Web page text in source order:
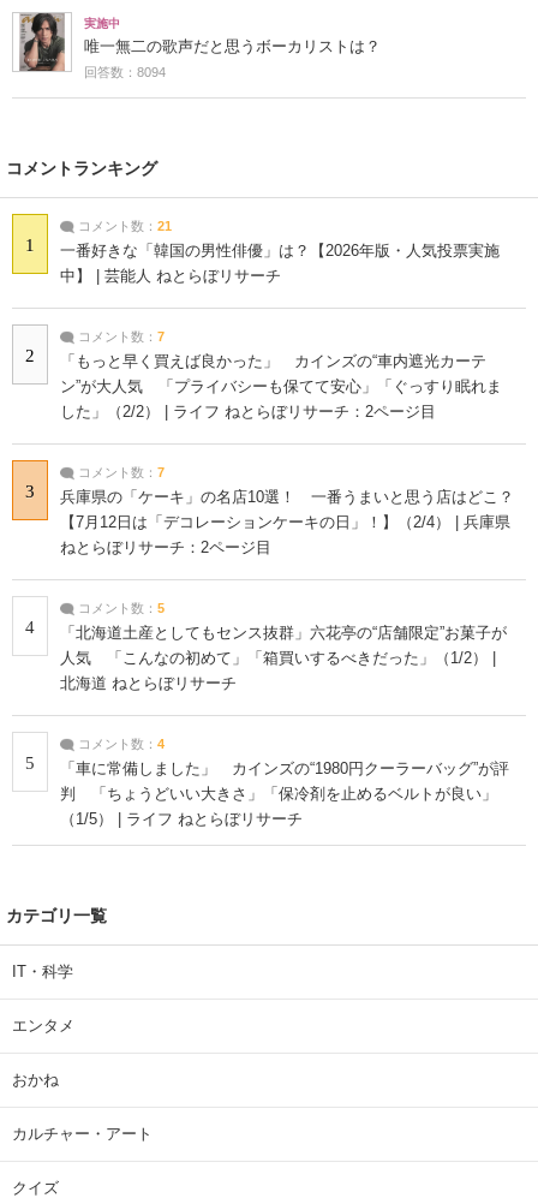
実施中
唯一無二の歌声だと思うボーカリストは？
回答数：8094
コメントランキング
1
コメント数： 21
一番好きな「韓国の男性俳優」は？【2026年版・人気投票実施
中】 | 芸能人 ねとらぼリサーチ
2
コメント数： 7
「もっと早く買えば良かった」 カインズの“車内遮光カーテ
ン”が大人気 「プライバシーも保てて安心」「ぐっすり眠れま
した」（2/2） | ライフ ねとらぼリサーチ：2ページ目
3
コメント数： 7
兵庫県の「ケーキ」の名店10選！ 一番うまいと思う店はどこ？
【7月12日は「デコレーションケーキの日」！】（2/4） | 兵庫県
ねとらぼリサーチ：2ページ目
4
コメント数： 5
「北海道土産としてもセンス抜群」六花亭の“店舗限定”お菓子が
人気 「こんなの初めて」「箱買いするべきだった」（1/2） |
北海道 ねとらぼリサーチ
5
コメント数： 4
「車に常備しました」 カインズの“1980円クーラーバッグ”が評
判 「ちょうどいい大きさ」「保冷剤を止めるベルトが良い」
（1/5） | ライフ ねとらぼリサーチ
カテゴリ一覧
IT・科学
エンタメ
おかね
カルチャー・アート
クイズ